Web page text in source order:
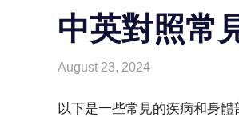
中英對照常
August 23, 2024
以下是一些常見的疾病和身